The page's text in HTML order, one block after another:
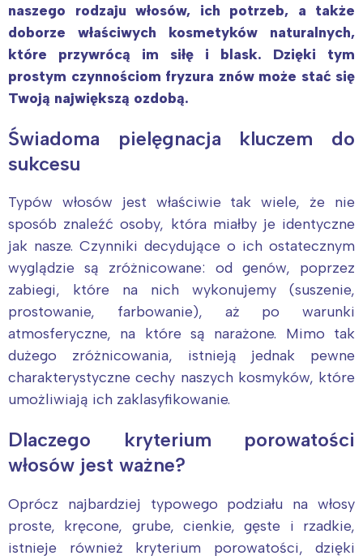
naszego rodzaju włosów, ich potrzeb, a także
doborze właściwych kosmetyków naturalnych,
które przywrócą im siłę i blask. Dzięki tym
prostym czynnościom fryzura znów może stać się
Twoją największą ozdobą.
Świadoma pielęgnacja kluczem do
sukcesu
Typów włosów jest właściwie tak wiele, że nie
sposób znaleźć osoby, która miałby je identyczne
jak nasze. Czynniki decydujące o ich ostatecznym
wyglądzie są zróżnicowane: od genów, poprzez
zabiegi, które na nich wykonujemy (suszenie,
prostowanie, farbowanie), aż po warunki
atmosferyczne, na które są narażone. Mimo tak
dużego zróżnicowania, istnieją jednak pewne
charakterystyczne cechy naszych kosmyków, które
umożliwiają ich zaklasyfikowanie.
Dlaczego kryterium porowatości
włosów jest ważne?
Oprócz najbardziej typowego podziału na włosy
proste, kręcone, grube, cienkie, gęste i rzadkie,
istnieje również kryterium porowatości, dzięki